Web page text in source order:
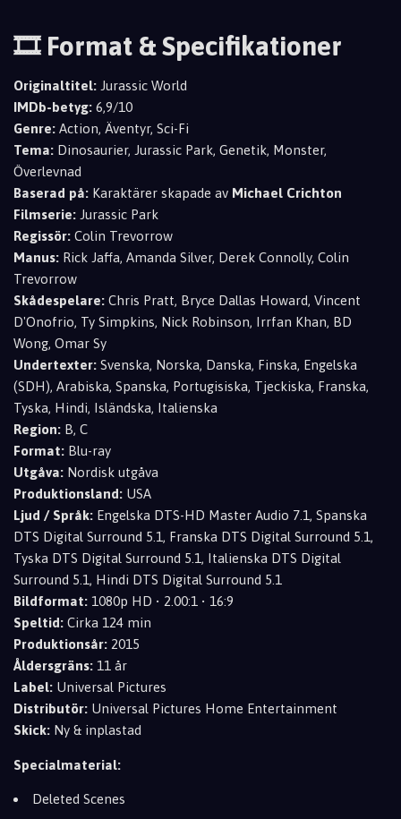
🎞️ Format & Specifikationer
Originaltitel: Jurassic World
IMDb-betyg: 6,9/10
Genre: Action, Äventyr, Sci-Fi
Tema: Dinosaurier, Jurassic Park, Genetik, Monster,
Överlevnad
Baserad på: Karaktärer skapade av Michael Crichton
Filmserie: Jurassic Park
Regissör: Colin Trevorrow
Manus: Rick Jaffa, Amanda Silver, Derek Connolly, Colin
Trevorrow
Skådespelare: Chris Pratt, Bryce Dallas Howard, Vincent
D'Onofrio, Ty Simpkins, Nick Robinson, Irrfan Khan, BD
Wong, Omar Sy
Undertexter: Svenska, Norska, Danska, Finska, Engelska
(SDH), Arabiska, Spanska, Portugisiska, Tjeckiska, Franska,
Tyska, Hindi, Isländska, Italienska
Region: B, C
Format: Blu-ray
Utgåva: Nordisk utgåva
Produktionsland: USA
Ljud / Språk: Engelska DTS-HD Master Audio 7.1, Spanska
DTS Digital Surround 5.1, Franska DTS Digital Surround 5.1,
Tyska DTS Digital Surround 5.1, Italienska DTS Digital
Surround 5.1, Hindi DTS Digital Surround 5.1
Bildformat: 1080p HD • 2.00:1 • 16:9
Speltid: Cirka 124 min
Produktionsår: 2015
Åldersgräns: 11 år
Label: Universal Pictures
Distributör: Universal Pictures Home Entertainment
Skick: Ny & inplastad
Specialmaterial:
Deleted Scenes